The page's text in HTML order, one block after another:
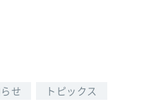
せ トピックス